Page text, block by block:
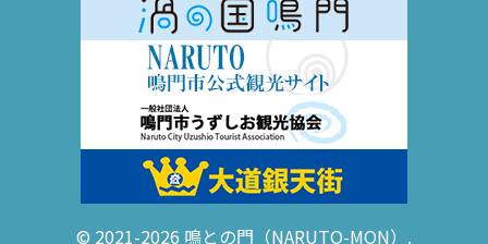
© 2021-2026 鳴との門（NARUTO-MON）.